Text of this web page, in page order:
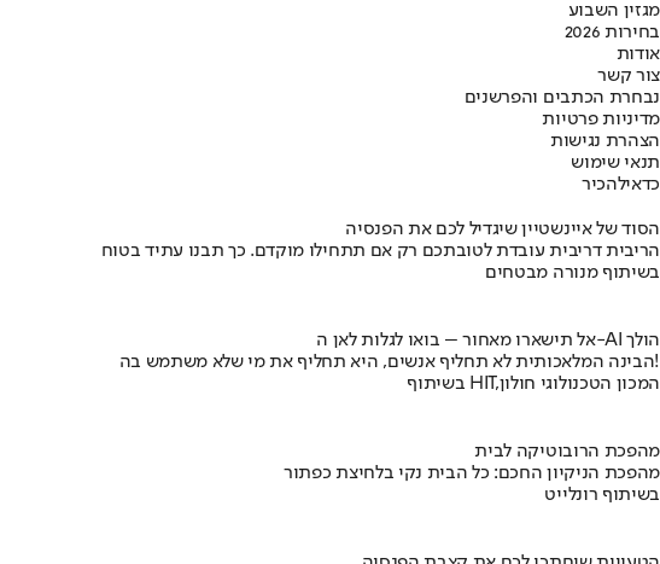
מגזין השבוע
בחירות 2026
אודות
צור קשר
נבחרת הכתבים והפרשנים
מדיניות פרטיות
הצהרת נגישות
תנאי שימוש
כדאילהכיר
הסוד של איינשטיין שיגדיל לכם את הפנסיה
הריבית דריבית עובדת לטובתכם רק אם תתחילו מוקדם. כך תבנו עתיד בטוח
בשיתוף מנורה מבטחים
אל תישארו מאחור – בואו לגלות לאן ה-AI הולך
הבינה המלאכותית לא תחליף אנשים, היא תחליף את מי שלא משתמש בה!
בשיתוף HIT,המכון הטכנולוגי חולון
מהפכת הרובוטיקה לבית
מהפכת הניקיון החכם: כל הבית נקי בלחיצת כפתור
בשיתוף רונלייט